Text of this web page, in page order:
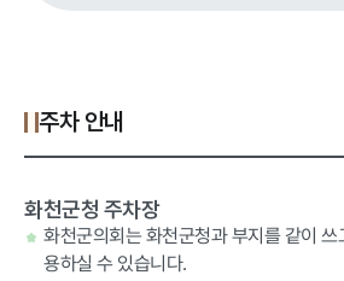
주차 안내
화천군청 주차장
화천군의회는 화천군청과 부지를 같이
용하실 수 있습니다.